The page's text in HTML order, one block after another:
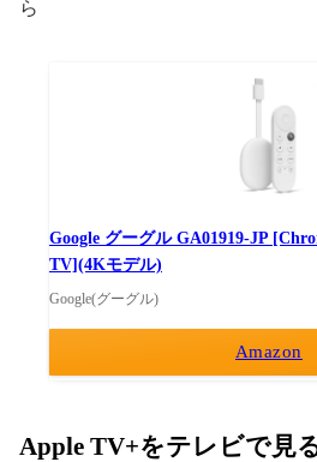
ら
Google グーグル GA01919-JP
TV](4Kモデル)
Google(グーグル)
Amazon
Apple TV+をテレビで見